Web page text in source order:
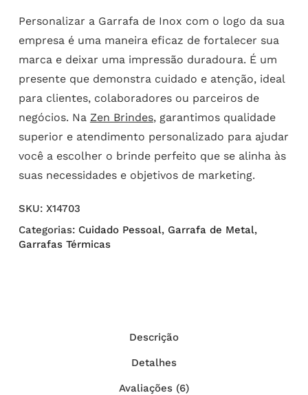
Personalizar a Garrafa de Inox com o logo da sua
empresa é uma maneira eficaz de fortalecer sua
marca e deixar uma impressão duradoura. É um
presente que demonstra cuidado e atenção, ideal
para clientes, colaboradores ou parceiros de
negócios. Na Zen Brindes, garantimos qualidade
superior e atendimento personalizado para ajudar
você a escolher o brinde perfeito que se alinha às
suas necessidades e objetivos de marketing.
SKU: X14703
Categorias: Cuidado Pessoal, Garrafa de Metal,
Garrafas Térmicas
Descrição
Detalhes
Avaliações (6)